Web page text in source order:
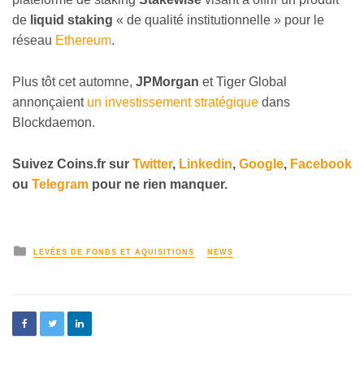
de liquid staking « de qualité institutionnelle » pour le
réseau Ethereum.
Plus tôt cet automne, JPMorgan et Tiger Global
annonçaient un investissement stratégique dans
Blockdaemon.
Suivez Coins.fr sur Twitter, Linkedin, Google, Facebook
ou Telegram pour ne rien manquer.
LEVÉES DE FONDS ET AQUISITIONS NEWS